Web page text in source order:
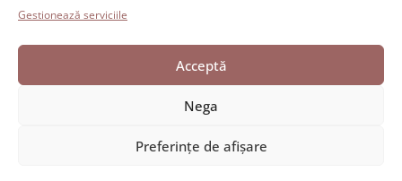
Gestionează serviciile
Acceptă
Nega
Preferințe de afișare
Accesibilitate
Politica privind cookie-urile
Declarația de confidențialitate